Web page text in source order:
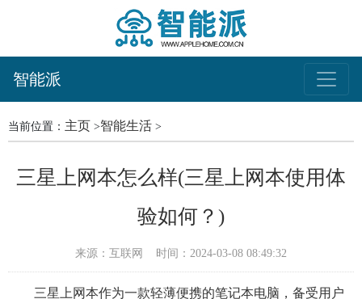
智能派
当前位置： 主页 >智能生活 >
三星上网本怎么样(三星上网本使用体
验如何？)
来源：互联网 时间：2024-03-08 08:49:32
三星上网本作为一款轻薄便携的笔记本电脑，备受用户